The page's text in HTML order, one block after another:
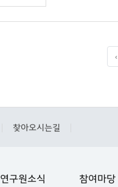
‹
찾아오시는길
연구원소식 참여마당